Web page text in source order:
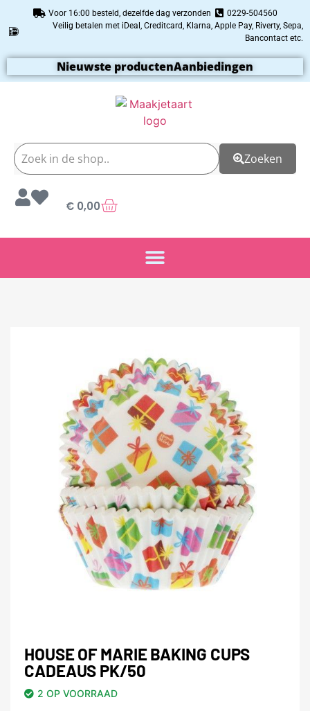
Voor 16:00 besteld, dezelfde dag verzonden
0229-504560
Veilig betalen met iDeal, Creditcard, Klarna, Apple Pay, Riverty, Sepa,
Bancontact etc.
Nieuwste productenAanbiedingen
Zoeken
€ 0,00
HOUSE OF MARIE BAKING CUPS
CADEAUS PK/50
2 OP VOORRAAD